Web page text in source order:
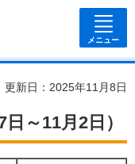
メニュー
更新日：2025年11月8日
～11月2日）